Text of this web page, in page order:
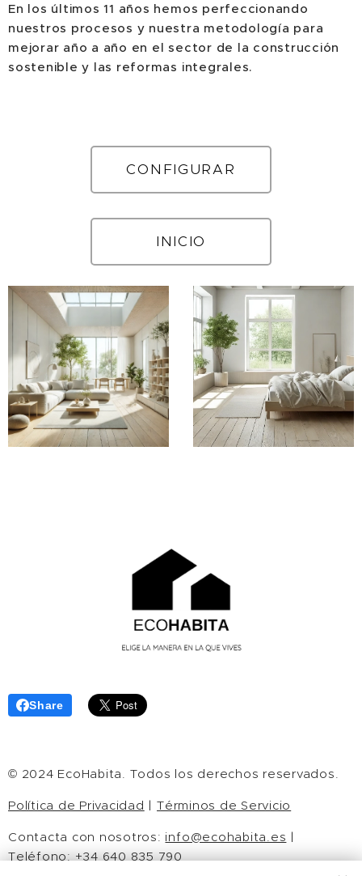
En los últimos 11 años hemos perfeccionando
nuestros procesos y nuestra metodología para
mejorar año a año en el sector de la construcción
sostenible y las reformas integrales.
CONFIGURAR
INICIO
Share
© 2024 EcoHabita. Todos los derechos reservados.
Política de Privacidad |Términos de Servicio
Contacta con nosotros: info@ecohabita.es |
Teléfono: +34 640 835 790